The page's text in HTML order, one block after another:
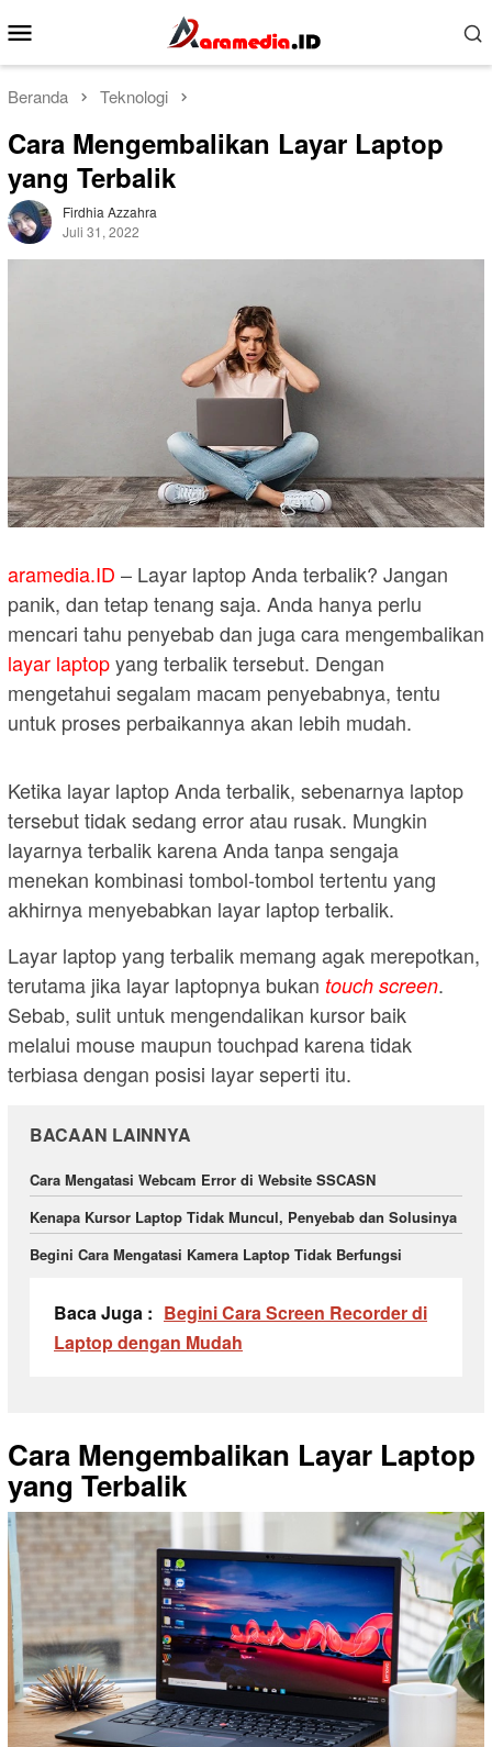
ke
kontenMobile
Beranda Teknologi
Cara Mengembalikan Layar Laptop
yang Terbalik
Firdhia Azzahra
Juli 31, 2022
aramedia.ID – Layar laptop Anda terbalik? Jangan
panik, dan tetap tenang saja. Anda hanya perlu
mencari tahu penyebab dan juga cara mengembalikan
layar laptopyang terbalik tersebut. Dengan
mengetahui segalam macam penyebabnya, tentu
untuk proses perbaikannya akan lebih mudah.
Ketika layar laptop Anda terbalik, sebenarnya laptop
tersebut tidak sedang error atau rusak. Mungkin
layarnya terbalik karena Anda tanpa sengaja
menekan kombinasi tombol-tombol tertentu yang
akhirnya menyebabkan layar laptop terbalik.
Layar laptop yang terbalik memang agak merepotkan,
terutama jika layar laptopnya bukan touch screen.
Sebab, sulit untuk mengendalikan kursor baik
melalui mouse maupun touchpad karena tidak
terbiasa dengan posisi layar seperti itu.
BACAAN LAINNYA
Cara Mengatasi Webcam Error di Website SSCASN
Kenapa Kursor Laptop Tidak Muncul, Penyebab dan Solusinya
Begini Cara Mengatasi Kamera Laptop Tidak Berfungsi
Baca Juga : Begini Cara Screen Recorder di
Laptop dengan Mudah
Cara Mengembalikan Layar Laptop
yang Terbalik